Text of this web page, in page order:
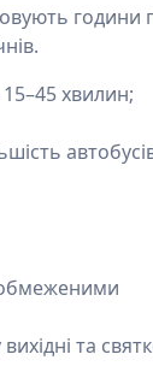
години
хвилин;
обмеженими
та